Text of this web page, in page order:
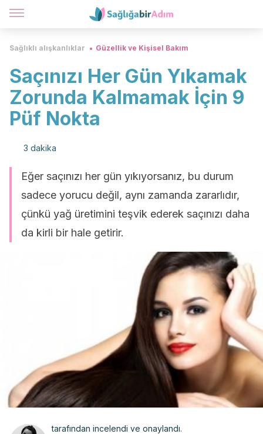
Sağlıklı alışkanlıklar Güzellik ve Kişisel Bakım
Saçınızı Her Gün Yıkamak
Zorunda Kalmamak İçin 9
Püf Nokta
3 dakika
Eğer saçınızı her gün yıkıyorsanız, bu durum
sadece yorucu değil, aynı zamanda zararlıdır,
çünkü yağ üretimini teşvik ederek saçınızı daha
da kirli bir hale getirir.
tarafından incelendi ve onaylandı.